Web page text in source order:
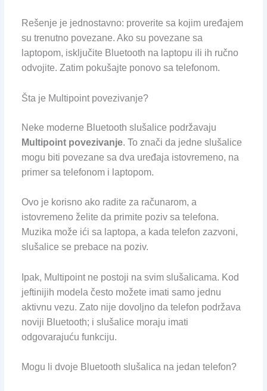
Rešenje je jednostavno: proverite sa kojim uređajem
su trenutno povezane. Ako su povezane sa
laptopom, isključite Bluetooth na laptopu ili ih ručno
odvojite. Zatim pokušajte ponovo sa telefonom.
Šta je Multipoint povezivanje?
Neke moderne Bluetooth slušalice podržavaju
Multipoint povezivanje. To znači da jedne slušalice
mogu biti povezane sa dva uređaja istovremeno, na
primer sa telefonom i laptopom.
Ovo je korisno ako radite za računarom, a
istovremeno želite da primite poziv sa telefona.
Muzika može ići sa laptopa, a kada telefon zazvoni,
slušalice se prebace na poziv.
Ipak, Multipoint ne postoji na svim slušalicama. Kod
jeftinijih modela često možete imati samo jednu
aktivnu vezu. Zato nije dovoljno da telefon podržava
noviji Bluetooth; i slušalice moraju imati
odgovarajuću funkciju.
Mogu li dvoje Bluetooth slušalica na jedan telefon?